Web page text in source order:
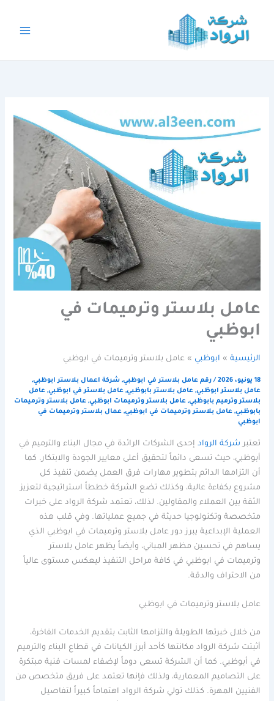
المحتوى
عامل بلاستر وترميمات في
ابوظبي
الرئيسية ابوظبي عامل بلاستر وترميمات في ابوظبي
18 يونيو، 2026 /رقم عامل بلاستر في ابوظبي,شركة اعمال بلاستر ابوظبي,
عامل بلاستر ابوظبي,عامل بلاستر بابوظبي,عامل بلاستر في ابوظبي,عامل
بلاستر وترميم بابوظبي,عامل بلاستر وترميمات ابوظبي,عامل بلاستر وترميمات
بابوظبي,عامل بلاستر وترميمات في ابوظبي,عمال بلاستر وترميمات في
ابوظبي
تعتبر شركة الرواد إحدى الشركات الرائدة في مجال البناء والترميم في
أبوظبي، حيث تسعى دائماً لتحقيق أعلى معايير الجودة والابتكار. كما
أن التزامها الدائم بتطوير مهارات فرق العمل يضمن تنفيذ كل
مشروع بكفاءة عالية، وكذلك تضع الشركة خططاً استراتيجية لتعزيز
الثقة بين العملاء والمقاولين. لذلك، تعتمد شركة الرواد على خبرات
متخصصة وتكنولوجيا حديثة في جميع عملياتها. وفي قلب هذه
العملية الإبداعية يبرز دور عامل بلاستر وترميمات في ابوظبي الذي
يساهم في تحسين مظهر المباني، وأيضاً يظهر عامل بلاستر
وترميمات في ابوظبي في كافة مراحل التنفيذ ليعكس مستوى عالياً
من الاحتراف والدقة.
عامل بلاستر وترميمات في ابوظبي
من خلال خبرتها الطويلة والتزامها الثابت بتقديم الخدمات الفاخرة،
أثبتت شركة الرواد مكانتها كأحد أبرز الكيانات في قطاع البناء والترميم
في أبوظبي. كما أن الشركة تسعى دوماً لإضفاء لمسات فنية مبتكرة
على التصاميم المعمارية، ولذلك فإنها تعتمد على فريق متخصص من
الفنيين المهرة. كذلك تولي شركة الرواد اهتماماً كبيراً لتفاصيل